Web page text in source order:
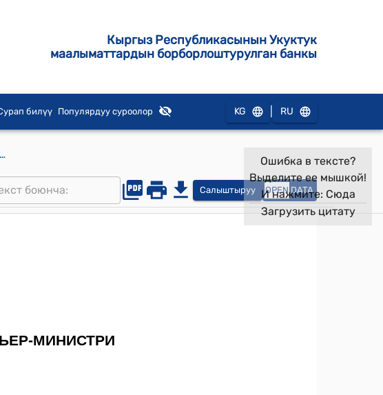
Кыргыз Республикасынын Укуктук
маалыматтардын борборлоштурулган банкы
билүү Популярдуу суроолор KG RU
КР Премьер-министринин 2013-жылдын 4-февралындагы № 44 "З.К.Урманбетов жөнүндө" буйругу
Салыштыруу OPEN DATA
Ошибка в тексте?
Выделите ее мышкой!
И нажмите: Сюда
Загрузить цитату